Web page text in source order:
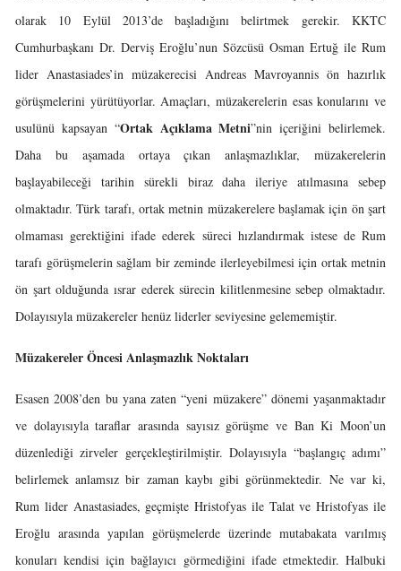
olarak 10 Eylül 2013’de başladığını belirtmek gerekir. KKTC
Cumhurbaşkanı Dr. Derviş Eroğlu’nun Sözcüsü Osman Ertuğ ile Rum
lider Anastasiades’in müzakerecisi Andreas Mavroyannis ön hazırlık
görüşmelerini yürütüyorlar. Amaçları, müzakerelerin esas konularını ve
usulünü kapsayan “Ortak Açıklama Metni”nin içeriğini belirlemek.
Daha bu aşamada ortaya çıkan anlaşmazlıklar, müzakerelerin
başlayabileceği tarihin sürekli biraz daha ileriye atılmasına sebep
olmaktadır. Türk tarafı, ortak metnin müzakerelere başlamak için ön şart
olmaması gerektiğini ifade ederek süreci hızlandırmak istese de Rum
tarafı görüşmelerin sağlam bir zeminde ilerleyebilmesi için ortak metnin
ön şart olduğunda ısrar ederek sürecin kilitlenmesine sebep olmaktadır.
Dolayısıyla müzakereler henüz liderler seviyesine gelememiştir.
Müzakereler Öncesi Anlaşmazlık Noktaları
Esasen 2008’den bu yana zaten “yeni müzakere” dönemi yaşanmaktadır
ve dolayısıyla taraflar arasında sayısız görüşme ve Ban Ki Moon’un
düzenlediği zirveler gerçekleştirilmiştir. Dolayısıyla “başlangıç adımı”
belirlemek anlamsız bir zaman kaybı gibi görünmektedir. Ne var ki,
Rum lider Anastasiades, geçmişte Hristofyas ile Talat ve Hristofyas ile
Eroğlu arasında yapılan görüşmelerde üzerinde mutabakata varılmış
konuları kendisi için bağlayıcı görmediğini ifade etmektedir. Halbuki